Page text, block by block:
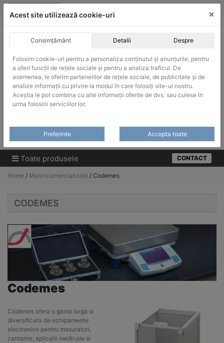
Skip
ACHIZITII PUBLICE
Produsele pot fi achizitionate si in sistemul SEAP / SICAP
Products
Toate produsele CONTACT
Home / Marci comercializate / Codemes
CODEMES
Codemes
Codemes ofera o gama larga si
diversificata de echipamente
electronice pentru masuratori,
cantarire, aplicatii medicale si
Acest site utilizează cookie-uri ×
Consimțământ Detalii Despre
Folosim cookie-uri pentru a personaliza conținutul și anunțurile, pentru
a oferi funcții de rețele sociale și pentru a analiza traficul. De
asemenea, le oferim partenerilor de rețele sociale, de publicitate și de
analize informații cu privire la modul în care folosiți site-ul nostru.
Aceștia le pot combina cu alte informații oferite de dvs. sau culese în
urma folosirii serviciilor lor.
Preferinte Accepta toate